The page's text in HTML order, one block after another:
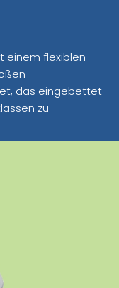
einem flexiblen
das eingebettet
zu